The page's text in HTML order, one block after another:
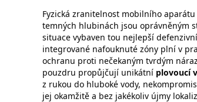
Fyzická zranitelnost mobilního
temných hlubinách jsou oprávněným
situace vybaven tou nejlepší
integrované nafouknuté zóny plní v
ochranu proti nečekaným tvrdým
pouzdru propůjčují unikátní plovoucí
z rukou do hluboké vody,
jej okamžitě a bez jakékoliv újmy